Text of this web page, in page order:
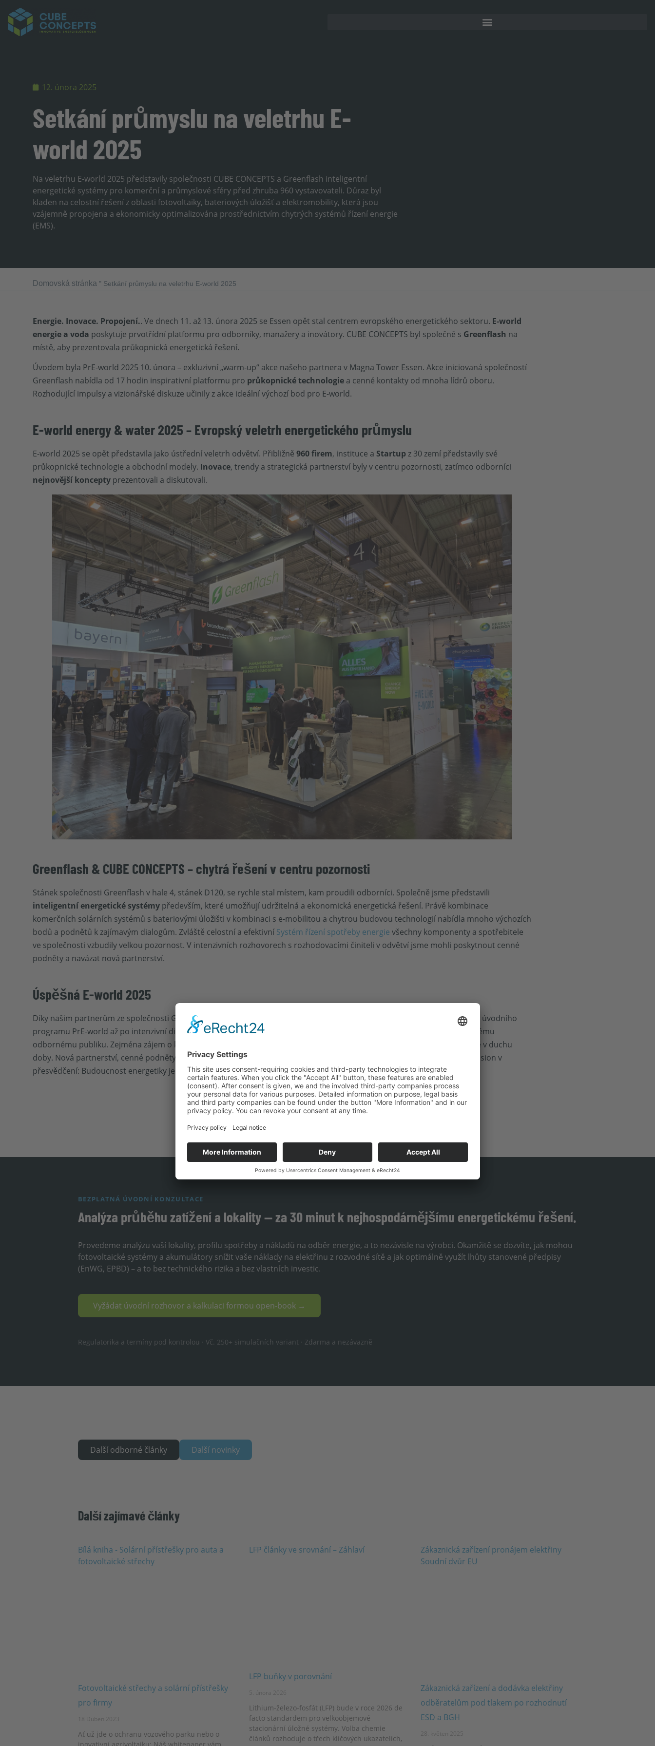
12. února 2025
Setkání průmyslu na veletrhu E-
world 2025
Na veletrhu E-world 2025 představily společnosti CUBE CONCEPTS a Greenflash inteligentní
energetické systémy pro komerční a průmyslové sféry před zhruba 960 vystavovateli. Důraz byl
kladen na celostní řešení z oblasti fotovoltaiky, bateriových úložišť a elektromobility, která jsou
vzájemně propojena a ekonomicky optimalizována prostřednictvím chytrých systémů řízení energie
(EMS).
Domovská stránka " Setkání průmyslu na veletrhu E-world 2025
Energie. Inovace. Propojení.. Ve dnech 11. až 13. února 2025 se Essen opět stal centrem evropského energetického sektoru. E-world
energie a voda poskytuje prvotřídní platformu pro odborníky, manažery a inovátory. CUBE CONCEPTS byl společně s Greenflash na
místě, aby prezentovala průkopnická energetická řešení.
Úvodem byla PrE-world 2025 10. února – exkluzivní „warm-up“ akce našeho partnera v Magna Tower Essen. Akce iniciovaná společností
Greenflash nabídla od 17 hodin inspirativní platformu pro průkopnické technologie a cenné kontakty od mnoha lídrů oboru.
Rozhodující impulsy a vizionářské diskuze učinily z akce ideální výchozí bod pro E-world.
E-world energy & water 2025 – Evropský veletrh energetického průmyslu
E-world 2025 se opět představila jako ústřední veletrh odvětví. Přibližně960 firem, instituce a Startupz 30 zemí představily své
průkopnické technologie a obchodní modely. Inovace, trendy a strategická partnerství byly v centru pozornosti, zatímco odborníci
nejnovější koncepty prezentovali a diskutovali.
Greenflash & CUBE CONCEPTS – chytrá řešení v centru pozornosti
Stánek společnosti Greenflash v hale 4, stánek D120, se rychle stal místem, kam proudili odborníci. Společně jsme představili
inteligentní energetické systémy především, které umožňují udržitelná a ekonomická energetická řešení. Právě kombinace
komerčních solárních systémů s bateriovými úložišti v kombinaci s e-mobilitou a chytrou budovou technologií nabídla mnoho výchozích
bodů a podnětů k zajímavým dialogům. Zvláště celostní a efektivní Systém řízení spotřeby energie všechny komponenty a spotřebitele
ve společnosti vzbudily velkou pozornost. V intenzivních rozhovorech s rozhodovacími činiteli v odvětví jsme mohli poskytnout cenné
podněty a navázat nová partnerství.
Úspěšná E-world 2025
Díky našim partnerům ze společnosti Greenflash byl veletrh E-world 2025 i pro nás naprostým úspěchem. Od inspirujícího úvodního
programu PrE-world až po intenzivní diskuse na veletrhu jsme mohli naše inovativní energetická řešení představit špičkovému
odbornému publiku. Zejména zájem o komplexní systémy energetického managementu ukázal, že naše řešení jsou přesně v duchu
doby. Nová partnerství, cenné podněty a přímá výměna názorů s rozhodujícími osobnostmi v oboru utvrdily společnost Vision v
přesvědčení: Budoucnost energetiky je inteligentní, udržitelná a propojená – a my se aktivně podílíme na jejím utváření.
BEZPLATNÁ ÚVODNÍ KONZULTACE
Analýza průběhu zatížení a lokality — za 30 minut k nejhospodárnějšímu energetickému řešení.
Provedeme analýzu vaší lokality, profilu spotřeby a nákladů na odběr energie, a to nezávisle na výrobci. Okamžitě se dozvíte, jak mohou
fotovoltaické systémy a akumulátory snížit vaše náklady na elektřinu z rozvodné sítě a jak optimálně využít lhůty stanovené předpisy
(EnWG, EPBD) – a to bez technického rizika a bez vlastních investic.
Vyžádat úvodní rozhovor a kalkulaci formou open-book →
Regulatorika a termíny pod kontrolou · Vč. 250+ simulačních variant · Zdarma a nezávazně
Další odborné články Další novinky
Další zajímavé články
Fotovoltaické střechy a solární přístřešky
pro firmy
18 Duben 2023
Ať už jde o ochranu vozového parku nebo o
LFP buňky v porovnání
5. února 2026
Lithium-železo-fosfát (LFP) bude v roce 2026 de
facto standardem pro velkoobjemové
stacionární úložné systémy. Volba chemie
článků rozhoduje o třech klíčových ukazatelích,
Zákaznická zařízení a dodávka elektřiny
odběratelům pod tlakem po rozhodnutí
ESD a BGH
28. květen 2025